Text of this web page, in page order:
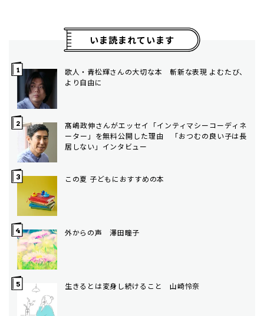
いま読まれています
歌人・青松輝さんの大切な本 斬新な表現 よむたび、
より自由に
髙嶋政伸さんがエッセイ「インティマシーコーディネ
ーター」を無料公開した理由 「おつむの良い子は長
居しない」インタビュー
この夏 子どもにおすすめの本
外からの声 澤田瞳子
生きるとは変身し続けること 山崎怜奈